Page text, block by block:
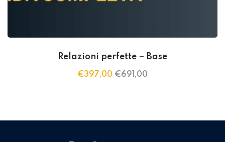
Relazioni perfette – Base
€691,00
€397,00